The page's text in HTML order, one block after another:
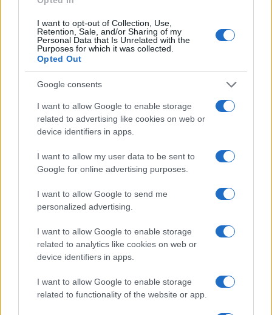
I want to opt-out of Collection, Use,
Retention, Sale, and/or Sharing of my
Personal Data that Is Unrelated with the
Purposes for which it was collected.
Opted Out
Google consents
I want to allow Google to enable storage
related to advertising like cookies on web or
device identifiers in apps.
I want to allow my user data to be sent to
Google for online advertising purposes.
I want to allow Google to send me
personalized advertising.
I want to allow Google to enable storage
related to analytics like cookies on web or
device identifiers in apps.
I want to allow Google to enable storage
related to functionality of the website or app.
in Amersfoort samen met migranten van een
asielzoekerscentrum wandelingen maken. Dit soort
projecten bevordert de integratie en creëert een
gevoel van gemeenschap.
De rol van de Peter R. de Vries
Foundation
Een andere belangrijke ontwikkeling is de
oprichting van de Peter R. de Vries Foundation, die
zich richt op het oplossen van onopgeloste
moordzaken en vermissingen. Na de dood van de
zich ingezet om families van slachtoffers bij te
staan en hen hoop te bieden. De stichting heeft al
40 cold cases
, met als doel om nieuwe